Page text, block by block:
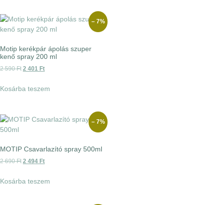
– 7%
Motip kerékpár ápolás szuper
kenő spray 200 ml
2 590Ft 2 401 Ft
Kosárba teszem
– 7%
MOTIP Csavarlazító spray 500ml
2 690Ft 2 494 Ft
Kosárba teszem